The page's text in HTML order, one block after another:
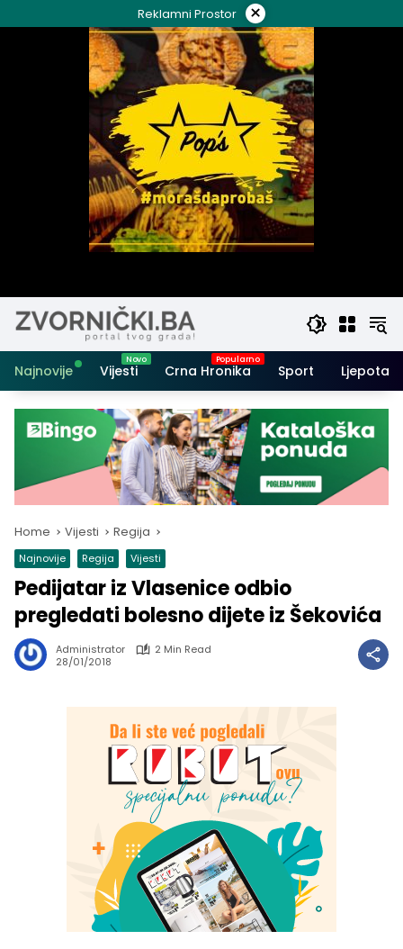
to
Reklamni Prostor ×
Najnovije Vijesti Crna Hronika Sport Ljepota i
Home Vijesti Regija
Najnovije Regija Vijesti
Pedijatar iz Vlasenice odbio
pregledati bolesno dijete iz Šekovića
Administrator
2 Min Read
28/01/2018